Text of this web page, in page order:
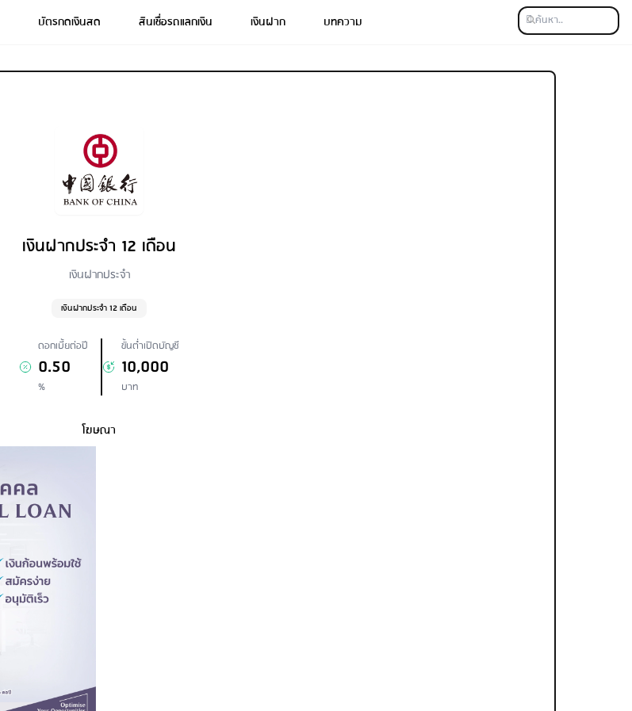
บัตรกดเงินสด สินเชื่อรถแลกเงิน เงินฝาก บทความ
เงินฝากประจำ 12 เดือน
เงินฝากประจำ
เงินฝากประจำ 12 เดือน
ดอกเบี้ยต่อปี
0.50
%
ขั้นต่ำเปิดบัญชี
10,000
บาท
โฆษณา